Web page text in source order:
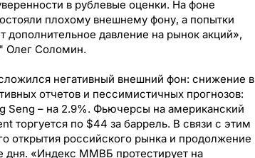
в рублевые оценки. На фоне
плохому внешнему фону, а попытки
давление на рынок акций»,
Олег Соломин.
негативный внешний фон: снижение в
отчетов и пессимистичных прогнозов:
Seng – на 2.9%. Фьючерсы на американский
торгуется по $44 за баррель. В связи с этим
открытия российского рынка и продолжение
дня. «Индекс ММВБ протестирует на